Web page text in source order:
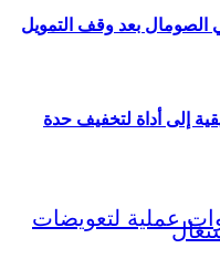
الصومال بعد وقف التمويل
إلى أداة لتخفيف حدة